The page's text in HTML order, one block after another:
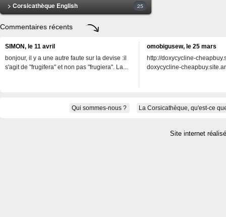
> Corsicathèque English 25
Commentaires récents
SIMON, le 11 avril
bonjour, il y a une autre faute sur la devise :il
s'agit de "frugifera" et non pas "frugiera". La...
omobigusew, le 25 mars
http://doxycycline-
doxycycline-
Qui sommes-nous ? La Corsicathèque, qu'est-ce
Site internet